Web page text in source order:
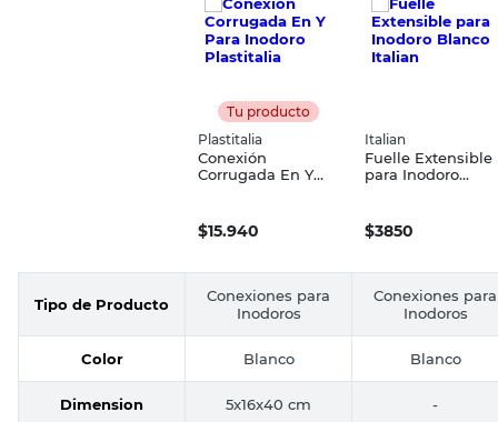
Tu producto
Plastitalia
Conexión
Corrugada En Y
$15.940
Italian
Fuelle Extensible
para Inodoro
$3850
Tipo de Producto
Conexiones para
Inodoros
Conexiones para
Inodoros
Color Blanco Blanco
Dimension 5x16x40 cm -